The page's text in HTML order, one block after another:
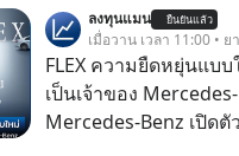
ลงทุนแมน ยืนยันแล้ว
เมื่อวาน เวลา 11:00 •
FLEX ความยืดหยุ่นแบ
เป็นเจ้าของ
Mercedes-Benz เปิดตัว